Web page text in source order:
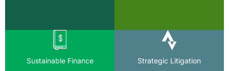
Sustainable Finance Strategic Litigation